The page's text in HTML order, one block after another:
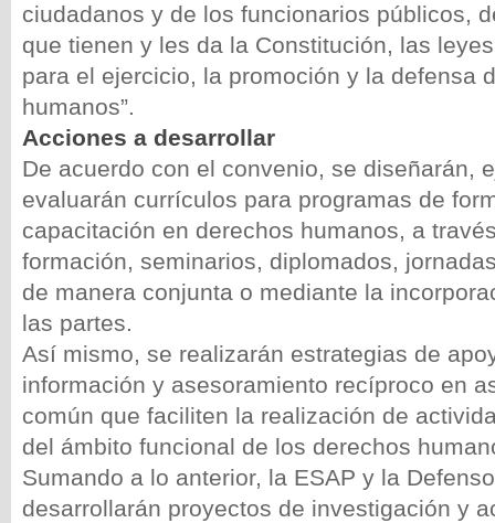
ciudadanos y de los funcionarios públicos,
que tienen y les da la Constitución, las
para el ejercicio, la promoción y la defensa
humanos”.
Acciones a desarrollar
De acuerdo con el convenio, se diseñarán,
evaluarán currículos para programas de
capacitación en derechos humanos, a
formación, seminarios, diplomados,
de manera conjunta o mediante la
las partes.
Así mismo, se realizarán estrategias de
información y asesoramiento recíproco en
común que faciliten la realización de
del ámbito funcional de los derechos
Sumando a lo anterior, la ESAP y la
desarrollarán proyectos de investigación y